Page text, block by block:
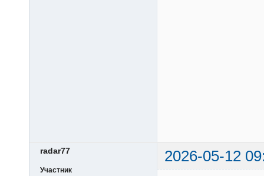
radar77 2026-05-12
Участник